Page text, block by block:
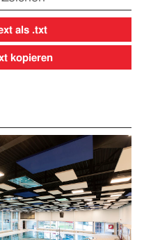
als .txt
kopieren